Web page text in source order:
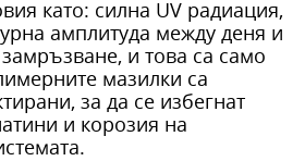
като: силна UV радиация,
амплитуда между деня и
и това са само
мазилки са
за да се избегнат
и корозия на